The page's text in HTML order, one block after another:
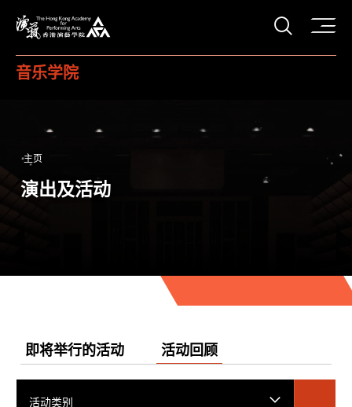
打开
音乐学院
主页
演出及活动
即将举行的活动 活动回顾
活动类别